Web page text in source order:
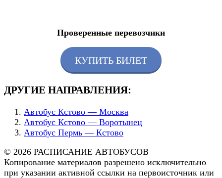
Проверенные перевозчики
КУПИТЬ БИЛЕТ
ДРУГИЕ НАПРАВЛЕНИЯ:
Автобус Кстово — Москва
Автобус Кстово — Воротынец
Автобус Пермь — Кстово
© 2026 РАСПИСАНИЕ АВТОБУСОВ
Копирование материалов разрешено исключительно
при указании активной ссылки на первоисточник или